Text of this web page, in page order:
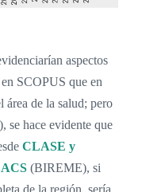
aspectos
SCOPUS que en
área de la salud; pero
se hace evidente que
CLASE y
(BIREME), si
de la región, sería